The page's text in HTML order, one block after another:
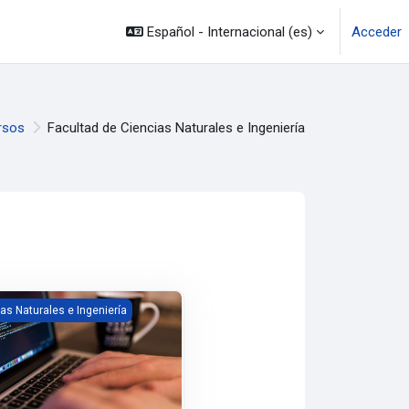
Español - Internacional ‎(es)‎ Acceder
Facultad de Ciencias Naturales e Ingeniería
PC23-2-ES01
Naturales e Ingeniería